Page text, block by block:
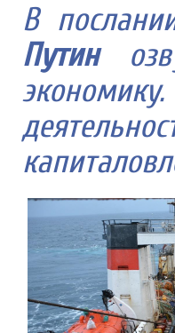
В
Путин